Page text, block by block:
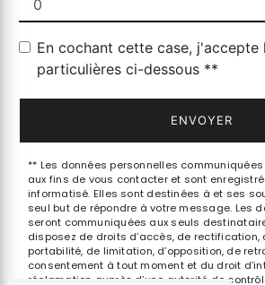
En cochant cette case, j'accepte
particulières ci-dessous **
ENVOYER
** Les données personnelles
aux fins de vous contacter et sont
informatisé. Elles sont destinées à et ses
seul but de répondre à votre message. Les
seront communiquées aux seuls
disposez de droits d’accès, de rectification,
portabilité, de limitation, d’opposition, de
consentement à tout moment et du droit
réclamation auprès d’une autorité de